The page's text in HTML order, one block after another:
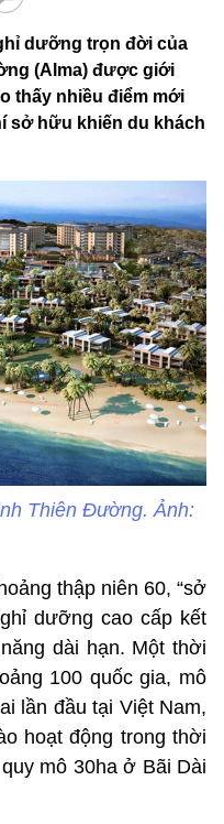
dưỡng trọn đời của
(Alma) được giới
thấy nhiều điểm mới
sở hữu khiến du khách
Thiên Đường. Ảnh:
thập niên 60, “sở
dưỡng cao cấp kết
dài hạn. Một thời
100 quốc gia, mô
lần đầu tại Việt Nam,
hoạt động trong thời
mô 30ha ở Bãi Dài